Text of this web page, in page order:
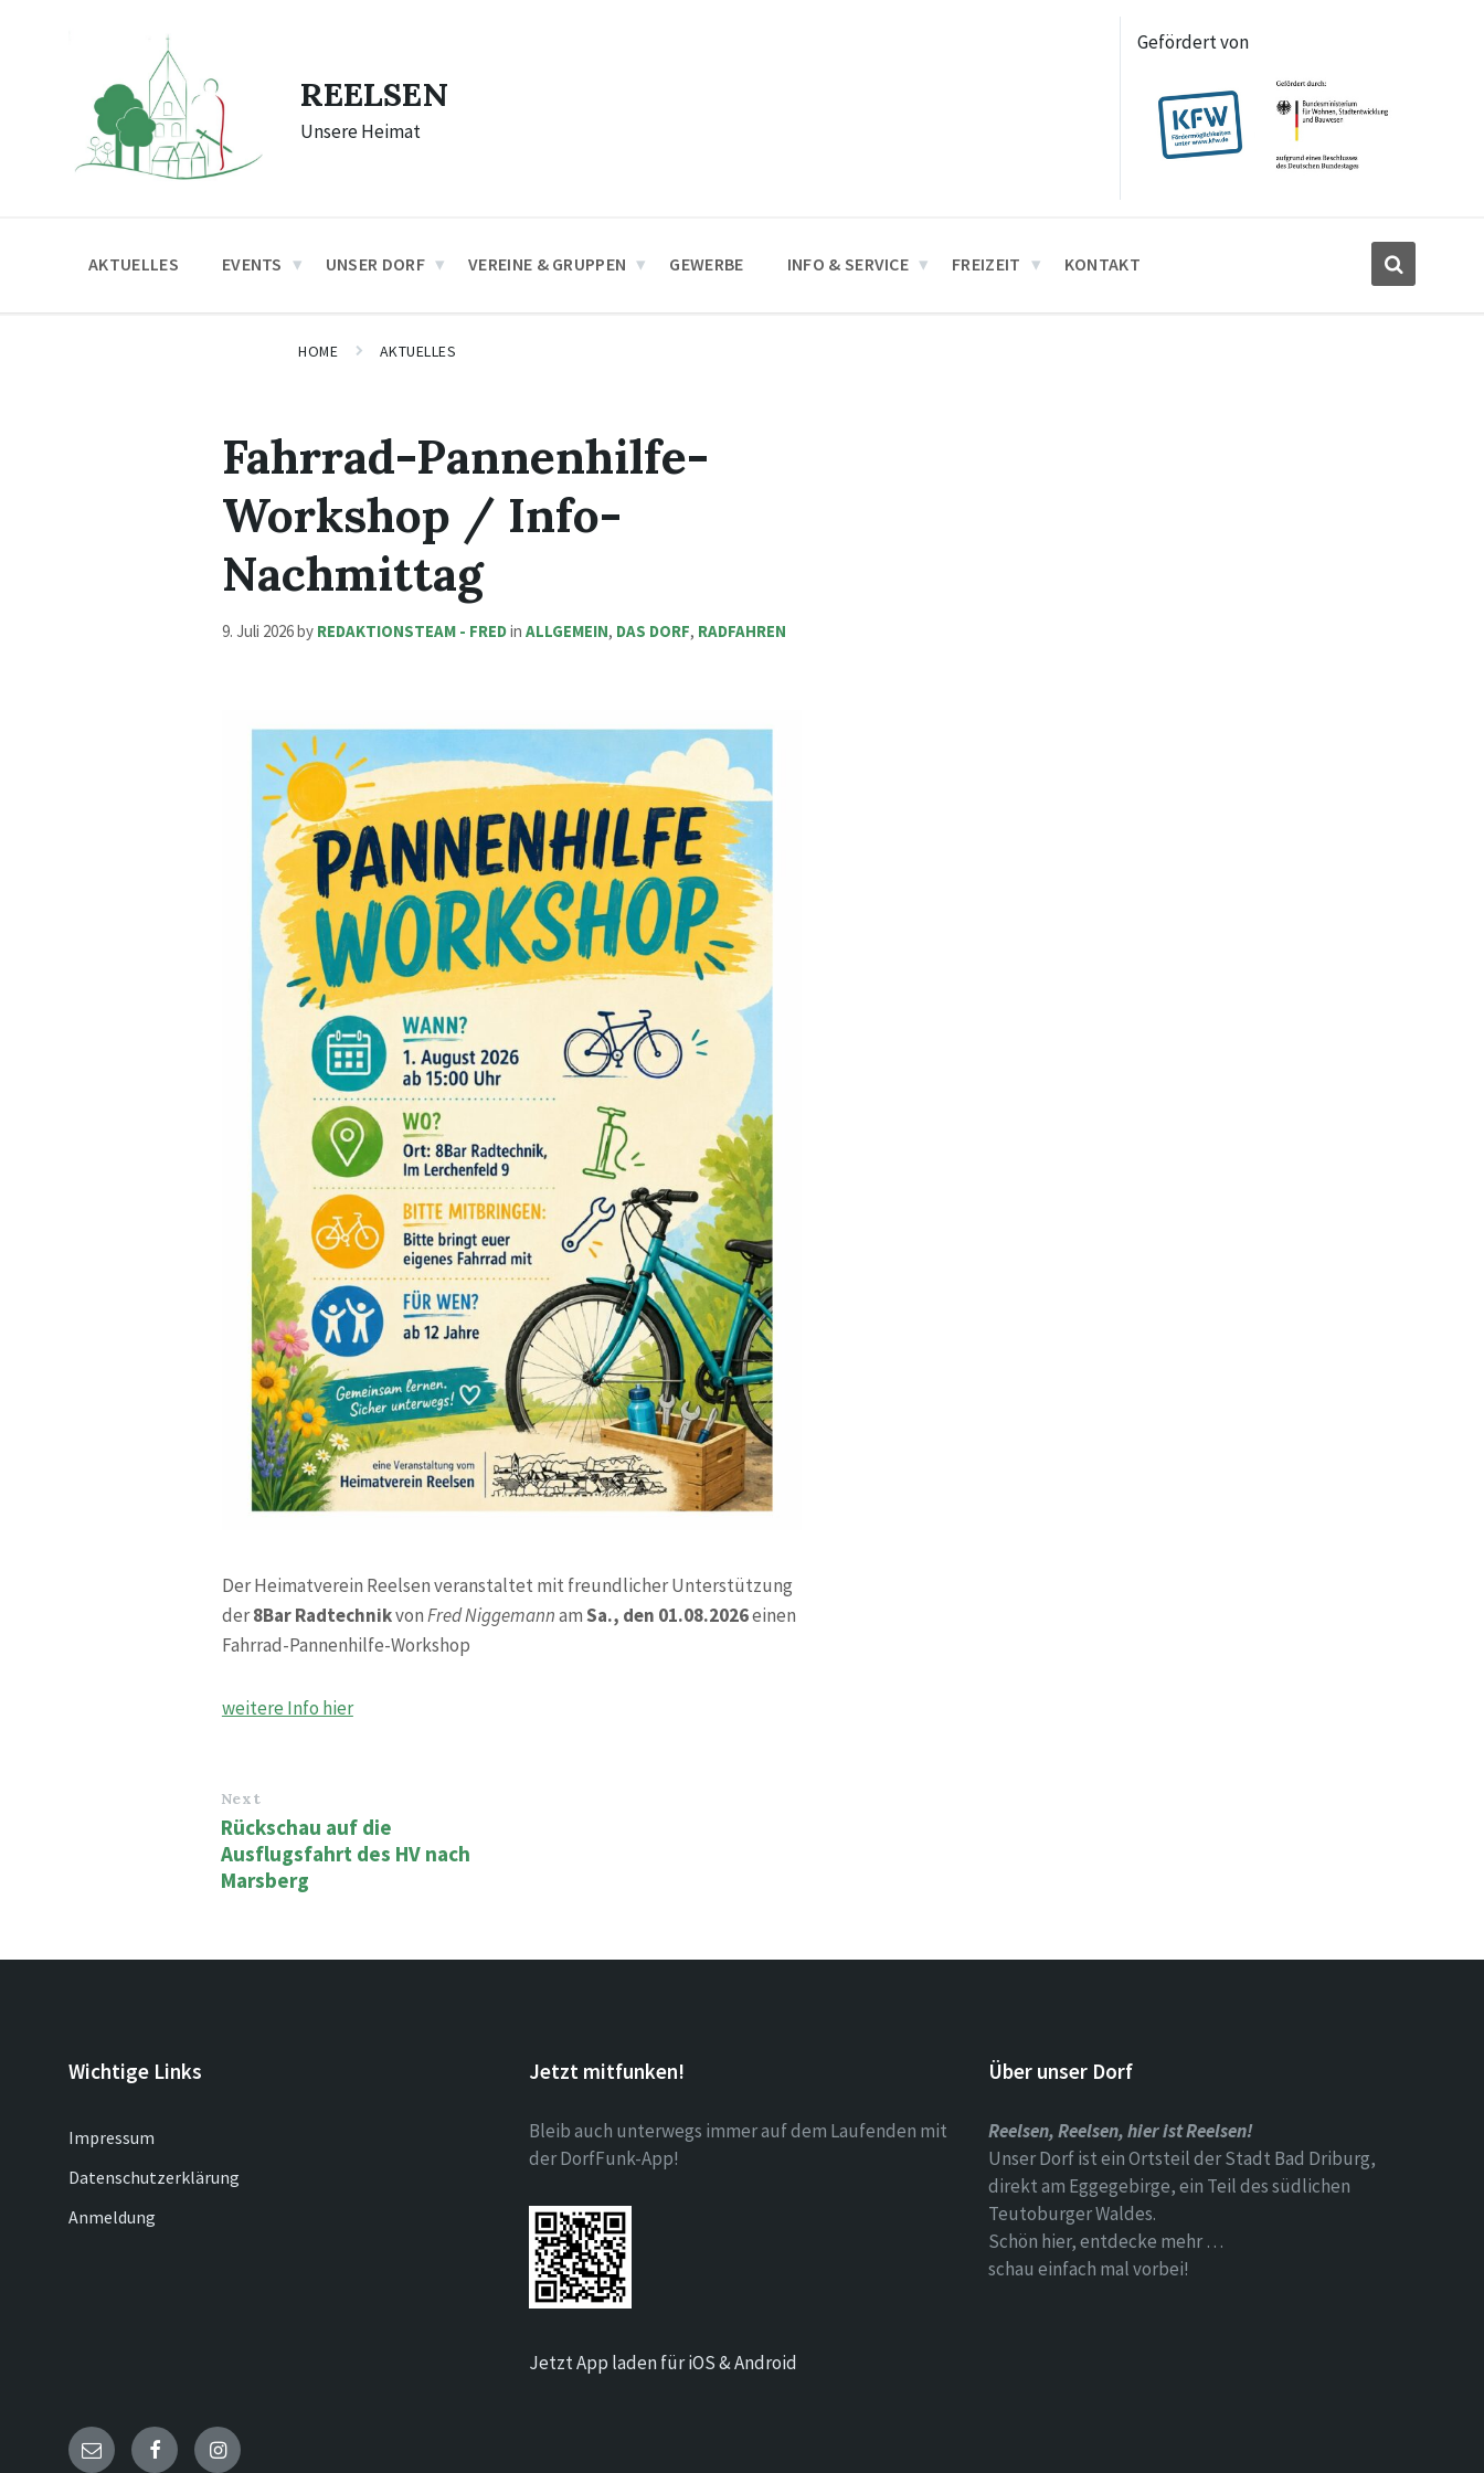
REELSEN
Unsere Heimat
Gefördert von
AKTUELLES EVENTS UNSER DORF VEREINE & GRUPPEN GEWERBE INFO & SERVICE FREIZEIT KONTAKT
HOME AKTUELLES
Fahrrad-Pannenhilfe-
Workshop / Info-
Nachmittag
9. Juli 2026by REDAKTIONSTEAM - FREDin ALLGEMEIN, DAS DORF, RADFAHREN
Der Heimatverein Reelsen veranstaltet mit freundlicher Unterstützung
der8Bar RadtechnikvonFred NiggemannamSa., den 01.08.2026einen
Fahrrad-Pannenhilfe-Workshop
weitere Info hier
Next
Rückschau auf die
Ausflugsfahrt des HV nach
Marsberg
Wichtige Links
Impressum
Datenschutzerklärung
Anmeldung
Jetzt mitfunken!
Bleib auch unterwegs immer auf dem Laufenden mit
der DorfFunk-App!
Jetzt App laden für iOS & Android
Über unser Dorf
Reelsen, Reelsen, hier ist Reelsen!
Unser Dorf ist ein Ortsteil der Stadt Bad Driburg,
direkt am Eggegebirge, ein Teil des südlichen
Teutoburger Waldes.
Schön hier, entdecke mehr …
schau einfach mal vorbei!
Email FacebookInstagram